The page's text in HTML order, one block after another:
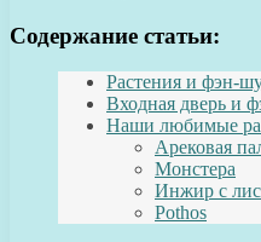
Содержание статьи:
Растения и фэн-
Входная дверь и
Наши любимые
Арековая
Монстера
Инжир с
Pothos